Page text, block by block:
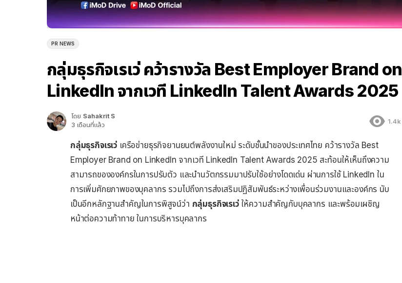
PR NEWS
กลุ่มธุรกิจเรเว่ คว้ารางวัล Best Employer Brand on
LinkedIn จากเวที LinkedIn Talent Awards 2025
โดย Sahakrit S
3 เดือนที่แล้ว
1.4k
กลุ่มธุรกิจเรเว่ เครือข่ายธุรกิจยานยนต์พลังงานใหม่ ระดับชั้นนำของประเทศไทย คว้ารางวัล Best
Employer Brand on LinkedIn จากเวที LinkedIn Talent Awards 2025 สะท้อนให้เห็นถึงความ
สามารถขององค์กรในการปรับตัว และนำนวัตกรรมมาปรับใช้อย่างโดดเด่น ผ่านการใช้ LinkedIn ใน
การเพิ่มศักยภาพของบุคลากร รวมไปถึงการส่งเสริมปฏิสัมพันธ์ระหว่างเพื่อนร่วมงานและองค์กร นับ
เป็นอีกหลักฐานสำคัญในการพิสูจน์ว่า กลุ่มธุรกิจเรเว่ให้ความสำคัญกับบุคลากร และพร้อมเผชิญ
หน้าต่อความท้าทาย ในการบริหารบุคลากร